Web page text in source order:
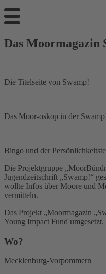
Das Moormagazin
Die Titelseite von Swamp!
Das Moor-oskop in der
Bingo und der
Die Projektgruppe
Jugendzeitschrift „Swamp!“
wollte Infos über Moore und
vermitteln.
Das Projekt „Moormagazin
Young Impact Fund umgesetzt.
Wo?
Mecklenburg-Vorpommern